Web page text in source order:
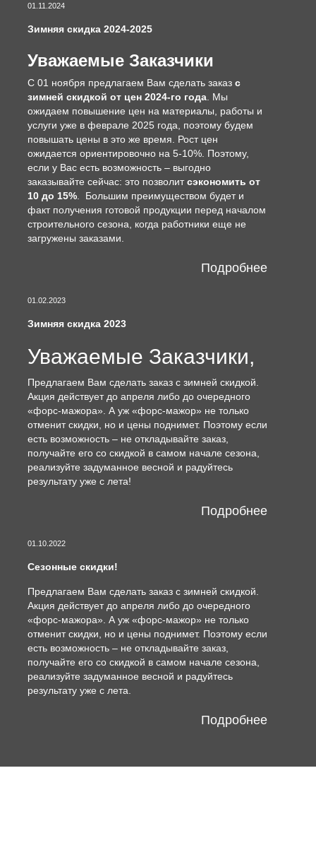
01.11.2024
Зимняя скидка 2024-2025
Уважаемые Заказчики
С 01 ноября предлагаем Вам сделать заказ с
зимней скидкой от цен 2024-го года . Мы
ожидаем повышение цен на материалы, работы и
услуги уже в феврале 2025 года, поэтому будем
повышать цены в это же время. Рост цен
ожидается ориентировочно на 5-10%. Поэтому,
если у Вас есть возможность – выгодно
заказывайте сейчас: это позволитсэкономить от
10 до 15% . Большим преимуществом будет и
факт получения готовой продукции перед началом
строительного сезона, когда работники еще не
загружены заказами.
Подробнее
01.02.2023
Зимняя скидка 2023
Уважаемые Заказчики,
Предлагаем Вам сделать заказ с зимней скидкой.
Акция действует до апреля либо до очередного
«форс-мажора». А уж «форс-мажор» не только
отменит скидки, но и цены поднимет. Поэтому если
есть возможность – не откладывайте заказ,
получайте его со скидкой в самом начале сезона,
реализуйте задуманное весной и радуйтесь
результату уже с лета!
Подробнее
01.10.2022
Сезонные скидки!
Предлагаем Вам сделать заказ с зимней скидкой.
Акция действует до апреля либо до очередного
«форс-мажора». А уж «форс-мажор» не только
отменит скидки, но и цены поднимет. Поэтому если
есть возможность – не откладывайте заказ,
получайте его со скидкой в самом начале сезона,
реализуйте задуманное весной и радуйтесь
результату уже с лета.
Подробнее